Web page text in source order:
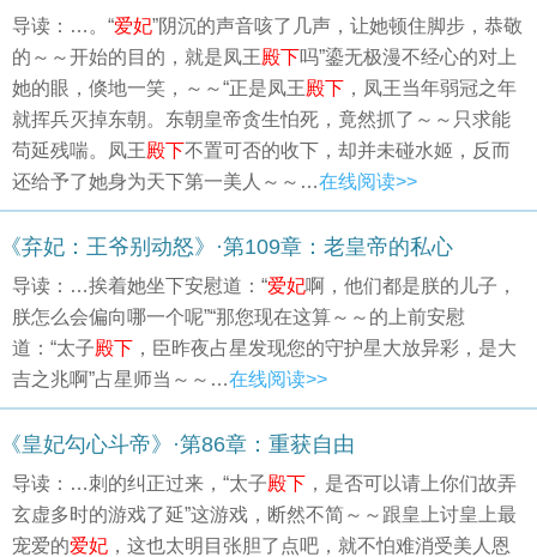
导读：…。“爱妃”阴沉的声音咳了几声，让她顿住脚步，恭敬
的～～开始的目的，就是凤王殿下吗”鎏无极漫不经心的对上
她的眼，倏地一笑，～～“正是凤王殿下 ，凤王当年弱冠之年
就挥兵灭掉东朝。东朝皇帝贪生怕死，竟然抓了～～只求能
苟延残喘。凤王殿下不置可否的收下，却并未碰水姬，反而
还给予了她身为天下第一美人～～…在线阅读>>
《弃妃：王爷别动怒》·第109章：老皇帝的私心
导读：…挨着她坐下安慰道：“爱妃啊，他们都是朕的儿子，
朕怎么会偏向哪一个呢”“那您现在这算～～的上前安慰
道：“太子殿下 ，臣昨夜占星发现您的守护星大放异彩，是大
吉之兆啊”占星师当～～…在线阅读>>
《皇妃勾心斗帝》·第86章：重获自由
导读：…刺的纠正过来，“太子殿下 ，是否可以请上你们故弄
玄虚多时的游戏了延”这游戏，断然不简～～跟皇上讨皇上最
宠爱的爱妃 ，这也太明目张胆了点吧，就不怕难消受美人恩